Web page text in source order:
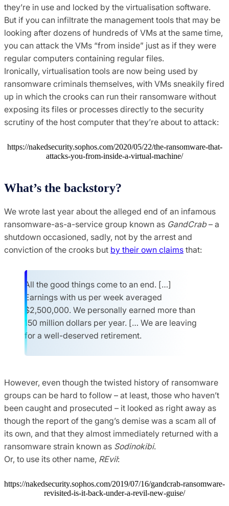
they’re in use and locked by the virtualisation software.
But if you can infiltrate the management tools that may be
looking after dozens of hundreds of VMs at the same time,
you can attack the VMs “from inside” just as if they were
regular computers containing regular files.
Ironically, virtualisation tools are now being used by
ransomware criminals themselves, with VMs sneakily fired
up in which the crooks can run their ransomware without
exposing its files or processes directly to the security
scrutiny of the host computer that they’re about to attack:
https://nakedsecurity.sophos.com/2020/05/22/the-ransomware-that-
attacks-you-from-inside-a-virtual-machine/
What’s the backstory?
We wrote last year about the alleged end of an infamous
ransomware-as-a-service group known as GandCrab – a
shutdown occasioned, sadly, not by the arrest and
conviction of the crooks but by their own claims that:
All the good things come to an end. […]
Earnings with us per week averaged
$2,500,000. We personally earned more than
150 million dollars per year. [… We are leaving
for a well-deserved retirement.
However, even though the twisted history of ransomware
groups can be hard to follow – at least, those who haven’t
been caught and prosecuted – it looked as right away as
though the report of the gang’s demise was a scam all of
its own, and that they almost immediately returned with a
ransomware strain known as Sodinokibi.
Or, to use its other name, REvil:
https://nakedsecurity.sophos.com/2019/07/16/gandcrab-ransomware-
revisited-is-it-back-under-a-revil-new-guise/